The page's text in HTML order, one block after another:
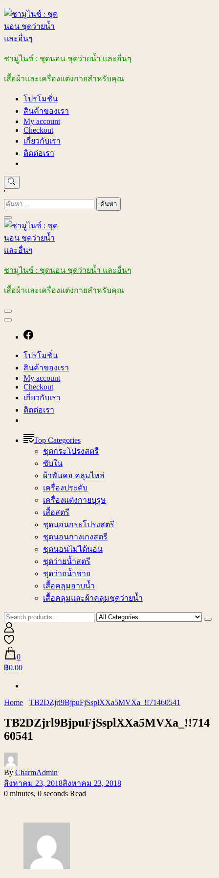
Skip
content
ชามูไนซ์ : ชุดนอน ชุดว่ายน้ำ และอื่นๆ
เสื้อผ้าและเครื่องแต่งกายสำหรับคุณ
โปรโมชั่น
สินค้าของเรา
My account
Checkout
เกี่ยวกับเรา
ติดต่อเรา
'
ค้นหา
สำหรับ:
ชามูไนซ์ : ชุดนอน ชุดว่ายน้ำ และอื่นๆ
เสื้อผ้าและเครื่องแต่งกายสำหรับคุณ
โปรโมชั่น
สินค้าของเรา
My account
Checkout
เกี่ยวกับเรา
ติดต่อเรา
Top Categories
ชุดกระโปรงสตรี
ซับใน
ผ้าพันคอ คลุมไหล่
เครื่องประดับ
เครื่องแต่งกายบุรุษ
เสื้อสตรี
ชุดนอนกระโปรงสตรี
ชุดนอนกางเกงสตรี
ชุดนอนไม่ได้นอน
ชุดว่ายน้ำสตรี
ชุดว่ายน้ำชาย
เสื้อคลุมอาบน้ำ
เสื้อคลุมและผ้าคลุมชุดว่ายน้ำ
0
฿0.00
Home TB2DZjrl9BjpuFjSsplXXa5MVXa_!!71460541
TB2DZjrl9BjpuFjSsplXXa5MVXa_!!714
60541
By CharmAdmin
สิงหาคม 23, 2018สิงหาคม 23, 2018
0 minutes, 0 seconds Read